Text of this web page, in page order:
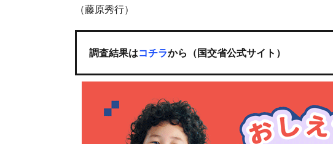
（藤原秀行）
調査結果はコチラから（国交省公式サイト）